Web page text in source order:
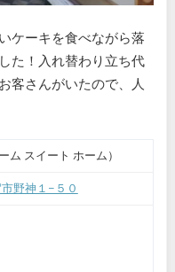
ケーキを食べながら落
た！入れ替わり立ち代
客さんがいたので、人
ム スイート ホーム）
野神１−５０